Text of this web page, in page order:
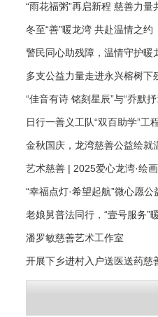
“雨花福粥”再启新程 慈善力量
冬至“善”暖龙湾 共赴温情之约
警民同心助残障，温情守护
多支公益力量走进永兴榕树下
“佳音有诗 铭刻星辰”与“乔默
日行一善义工队“双百助学”工
金秋国庆，龙湾慈善公益绘就
艺术慈善 | 2025爱心龙湾·绘
“幸福点灯·希望起航”微心愿公
老娘舅普法同行，“壹号服务”
潘罗敏慈善艺术工作室
开展下乡进村入户送医送药慈